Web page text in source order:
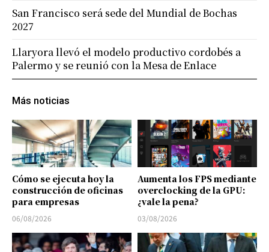
Más noticias
Cómo se ejecuta hoy la
construcción de oficinas
para empresas
06/08/2026
Aumenta los FPS mediante
overclocking de la GPU:
¿vale la pena?
03/08/2026
San Francisco será sede del Mundial de Bochas
2027
Llaryora llevó el modelo productivo cordobés a
Palermo y se reunió con la Mesa de Enlace